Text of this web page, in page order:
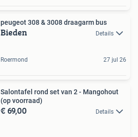
peugeot 308 & 3008 draagarm bus
Bieden Details
Roermond 27 jul 26
Salontafel rond set van 2 - Mangohout
(op voorraad)
€ 69,00 Details